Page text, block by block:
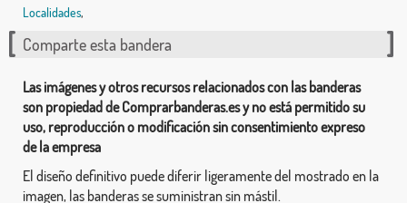
Localidades,
Comparte esta bandera
Las imágenes y otros recursos relacionados con las banderas
son propiedad de Comprarbanderas.es y no está permitido su
uso, reproducción o modificación sin consentimiento expreso
de la empresa
El diseño definitivo puede diferir ligeramente del mostrado en la
imagen, las banderas se suministran sin mástil.